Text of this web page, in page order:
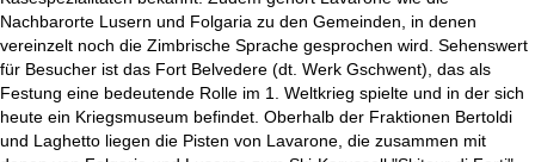
t
e
Nachbarorte Lusern und Folgaria zu den Gemeinden, in denen
vereinzelt noch die Zimbrische Sprache gesprochen wird. Sehenswert
für Besucher ist das Fort Belvedere (dt. Werk Gschwent), das als
Festung eine bedeutende Rolle im 1. Weltkrieg spielte und in der sich
heute ein Kriegsmuseum befindet. Oberhalb der Fraktionen Bertoldi
und Laghetto liegen die Pisten von Lavarone, die zusammen mit